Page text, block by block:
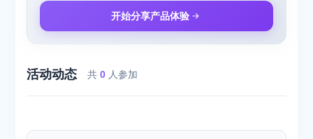
开始分享产品体验
活动动态 共0 人参加